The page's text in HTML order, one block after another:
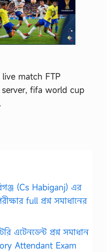
match FTP
fifa world cup
(Cs Habiganj) এর
full প্রশ্ন সমাধানের
এটেনডেন্ট প্রশ্ন সমাধান
Attendant Exam